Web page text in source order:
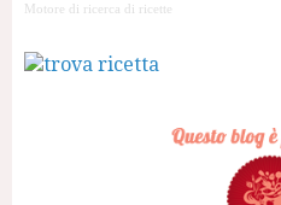
Motore di ricerca di ricette